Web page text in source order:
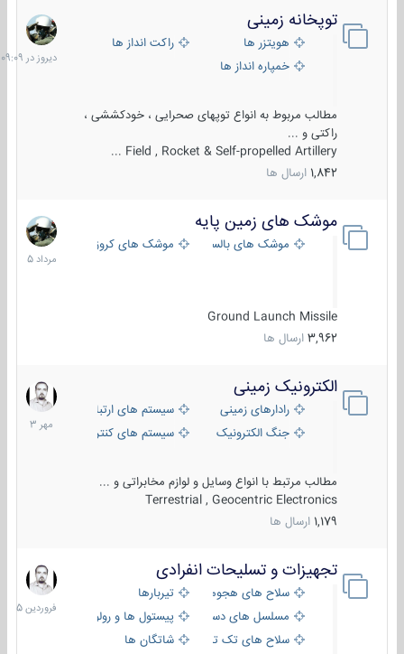
توپخانه زمینی
هویتزر ها
راکت انداز ها
خمپاره انداز ها
مطالب مربوط به انواع توپهای صحرایی ، خودکششی ،
راکتی و ...
Field , Rocket & Self-propelled Artillery ...
1,842 ارسال ها
دیروز
در
09:09
موشک های زمین پایه
موشک های بالستیک موشک های کروز
Ground Launch Missile
3,962 ارسال ها
2
مرداد
1405
الکترونیک زمینی
رادارهای زمینی
سیستم های ارتباطی و جمع آوری
جنگ الکترونیک
سیستم های کنترل آتش و تجهیزات
مطالب مرتبط با انواع وسایل و لوازم مخابراتی و ...
Terrestrial , Geocentric Electronics
1,179 ارسال ها
1
مهر
1403
تجهیزات و تسلیحات انفرادی
سلاح های هجومی
تیربارها
مسلسل های دستی
پیستول ها و رولورها
سلاح های تک تیر اندازیشاتگان ها
17
فروردین
1405